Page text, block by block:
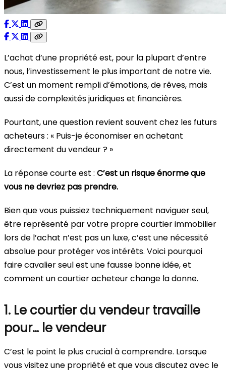
L’achat d’une propriété est, pour la plupart d’entre
nous, l’investissement le plus important de notre vie.
C’est un moment rempli d’émotions, de rêves, mais
aussi de complexités juridiques et financières.
Pourtant, une question revient souvent chez les futurs
acheteurs : « Puis-je économiser en achetant
directement du vendeur ? »
La réponse courte est : C’est un risque énorme que
vous ne devriez pas prendre.
Bien que vous puissiez techniquement naviguer seul,
être représenté par votre propre courtier immobilier
lors de l’achat n’est pas un luxe, c’est une nécessité
absolue pour protéger vos intérêts. Voici pourquoi
faire cavalier seul est une fausse bonne idée, et
comment un courtier acheteur change la donne.
1. Le courtier du vendeur travaille
pour… le vendeur
C’est le point le plus crucial à comprendre. Lorsque
vous visitez une propriété et que vous discutez avec le